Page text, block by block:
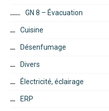
GN 8 – Évacuation
Cuisine
Désenfumage
Divers
Électricité, éclairage
ERP